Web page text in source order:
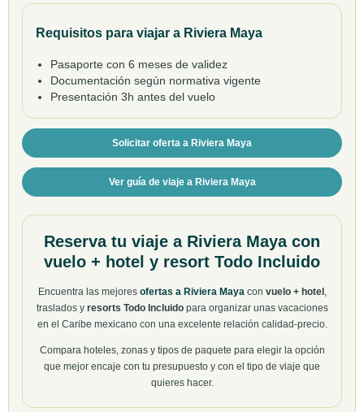
Requisitos para viajar a Riviera Maya
Pasaporte con 6 meses de validez
Documentación según normativa vigente
Presentación 3h antes del vuelo
Solicitar oferta a Riviera Maya
Ver guía de viaje a Riviera Maya
Reserva tu viaje a Riviera Maya con
vuelo + hotel y resort Todo Incluido
Encuentra las mejores ofertas a Riviera Mayacon vuelo + hotel ,
traslados y resorts Todo Incluidopara organizar unas vacaciones
en el Caribe mexicano con una excelente relación calidad-precio.
Compara hoteles, zonas y tipos de paquete para elegir la opción
que mejor encaje con tu presupuesto y con el tipo de viaje que
quieres hacer.